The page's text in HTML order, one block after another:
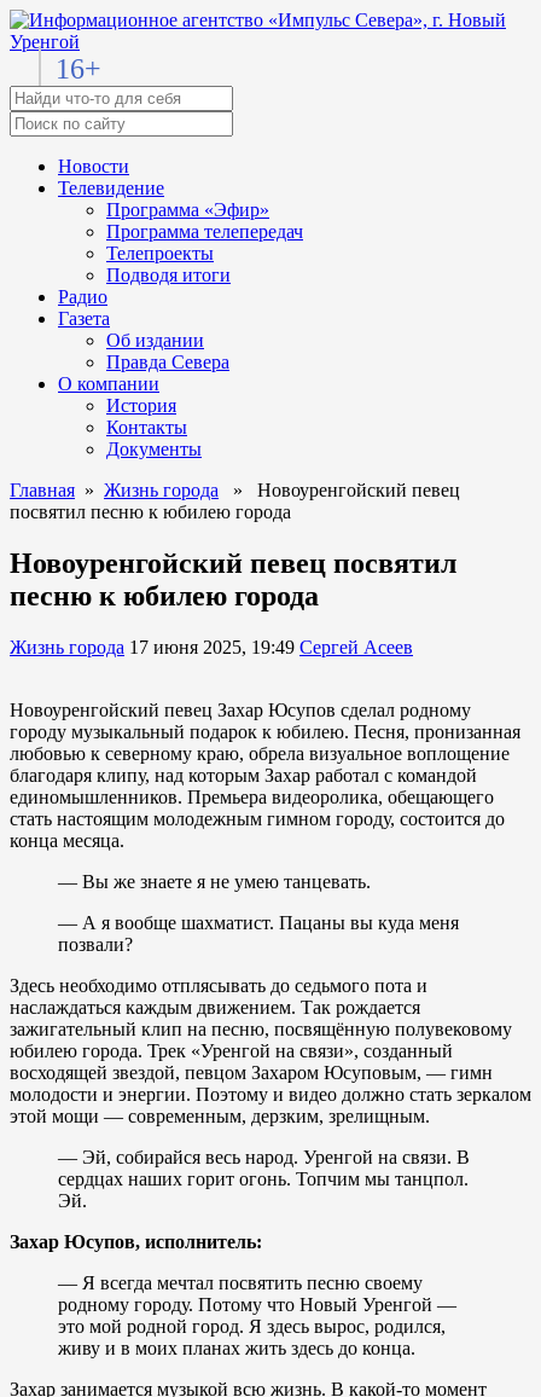
16+
Новости
Телевидение
Программа «Эфир»
Программа телепередач
Телепроекты
Подводя итоги
Радио
Газета
Об издании
Правда Севера
О компании
История
Контакты
Документы
Главная » Жизнь города » Новоуренгойский певец
посвятил песню к юбилею города
Новоуренгойский певец посвятил
песню к юбилею города
Жизнь города 17 июня 2025, 19:49 Сергей Асеев
Новоуренгойский певец Захар Юсупов сделал родному
городу музыкальный подарок к юбилею. Песня, пронизанная
любовью к северному краю, обрела визуальное воплощение
благодаря клипу, над которым Захар работал с командой
единомышленников. Премьера видеоролика, обещающего
стать настоящим молодежным гимном городу, состоится до
конца месяца.
— Вы же знаете я не умею танцевать.
— А я вообще шахматист. Пацаны вы куда меня
позвали?
Здесь необходимо отплясывать до седьмого пота и
наслаждаться каждым движением. Так рождается
зажигательный клип на песню, посвящённую полувековому
юбилею города. Трек «Уренгой на связи», созданный
восходящей звездой, певцом Захаром Юсуповым, — гимн
молодости и энергии. Поэтому и видео должно стать зеркалом
этой мощи — современным, дерзким, зрелищным.
— Эй, собирайся весь народ. Уренгой на связи. В
сердцах наших горит огонь. Топчим мы танцпол.
Эй.
Захар Юсупов, исполнитель:
— Я всегда мечтал посвятить песню своему
родному городу. Потому что Новый Уренгой —
это мой родной город. Я здесь вырос, родился,
живу и в моих планах жить здесь до конца.
Захар занимается музыкой всю жизнь. В какой-то момент